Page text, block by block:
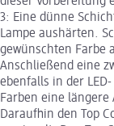
3: Eine dünne
Lampe aushärten.
gewünschten Farbe
Anschließend eine
ebenfalls in der
Farben eine
Daraufhin den Top